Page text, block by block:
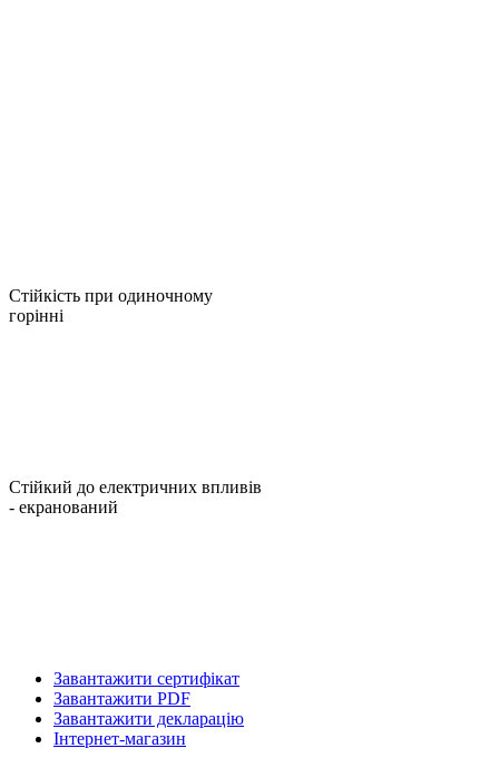
Стійкість при одиночному
горінні
Стійкий до електричних впливів
- екранований
Завантажити сертифікат
Завантажити PDF
Завантажити декларацію
Інтернет-магазин